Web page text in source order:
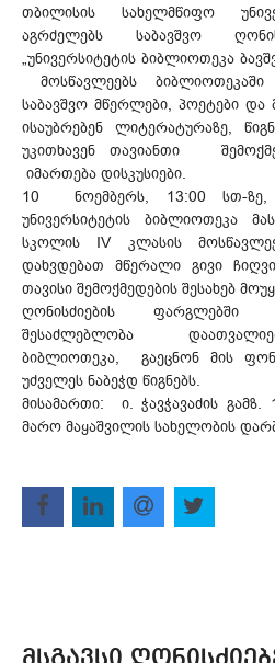
თბილისის სახელმწიფო
აგრძელებს საბავშვო
„უნივერსიტეტის ბიბლიოთეკა
მოსწავლეებს
საბავშვო მწერლები, პოეტები
ისაუბრებენ ლიტერატურაზე,
უკითხავენ თავიანთი
იმართება დისკუსიები.
10 ნოემბერს, 13:00 სთ-ზე,
უნივერსიტეტის ბიბლიოთეკა
სკოლის IV კლასის
დახვდებათ მწერალი გივი
თავისი შემოქმედების შესახებ
ღონისძიების ფარგლებში
შესაძლებლობა
ბიბლიოთეკა, გაეცნონ მის
უძველეს ნაბეჭდ წიგნებს.
მისამართი: ი. ჭავჭავაძის
მარო მაყაშვილის სახელობის